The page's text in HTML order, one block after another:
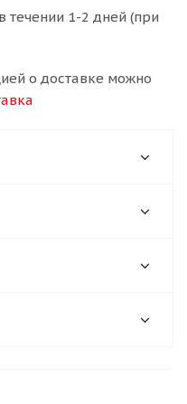
течении 1-2 дней (при
о доставке можно